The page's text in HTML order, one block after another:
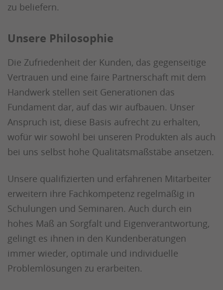
zu beliefern.
Unsere Philosophie
Die Zufriedenheit der Kunden, das gegenseitige
Vertrauen und eine faire Partnerschaft mit dem
Handwerk stellen seit Generationen das
Fundament dar, auf das wir aufbauen. Unser
Anspruch ist, diese Basis aufrecht zu erhalten,
wofür wir sowohl bei unseren Produkten als auch
bei uns selbst hohe Qualitätsmaßstäbe ansetzen.
Unsere qualifizierten und erfahrenen Mitarbeiter
erweitern ihre Fachkompetenz regelmäßig in
Schulungen und Seminaren. Auch durch ein
hohes Maß an Sorgfalt und Eigenverantwortung,
gelingt es ihnen in den Kundenberatungen
immer wieder, optimale und individuelle
Problemlösungen zu erarbeiten.